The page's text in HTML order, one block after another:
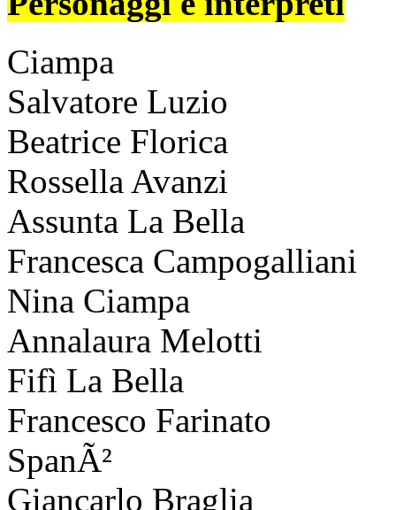
Ciampa
Salvatore Luzio
Beatrice Florica
Rossella Avanzi
Assunta La Bella
Francesca Campogalliani
Nina Ciampa
Annalaura Melotti
Fifì La Bella
Francesco Farinato
SpanÃ²
Giancarlo Braglia